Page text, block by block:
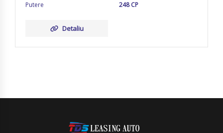
Putere
248 CP
Detaliu